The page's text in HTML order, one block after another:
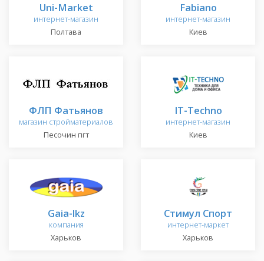
Uni-Market
интернет-магазин
Полтава
Fabiano
интернет-магазин
Киев
ФЛП Фатьянов
магазин стройматериалов
Песочин пгт
IT-Techno
интернет-магазин
Киев
Gaia-lkz
компания
Харьков
Стимул Спорт
интернет-маркет
Харьков